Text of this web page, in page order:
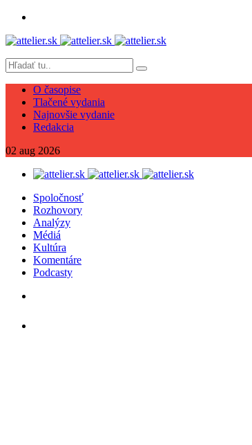
O časopise
Tlačené vydania
Najnovšie vydanie
Redakcia
02 aug 2026
Spoločnosť
Rozhovory
Analýzy
Médiá
Kultúra
Komentáre
Podcasty